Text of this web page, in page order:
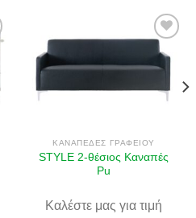
στην λίστα
επιθυμιών
ΚΑΝΑΠΈΔΕΣ ΓΡΑΦΕΊΟΥ
STYLE 2-θέσιος Καναπές
Pu
Καλέστε μας για τιμή